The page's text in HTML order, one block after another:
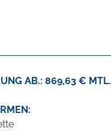
AB.: 869,63 € MTL.